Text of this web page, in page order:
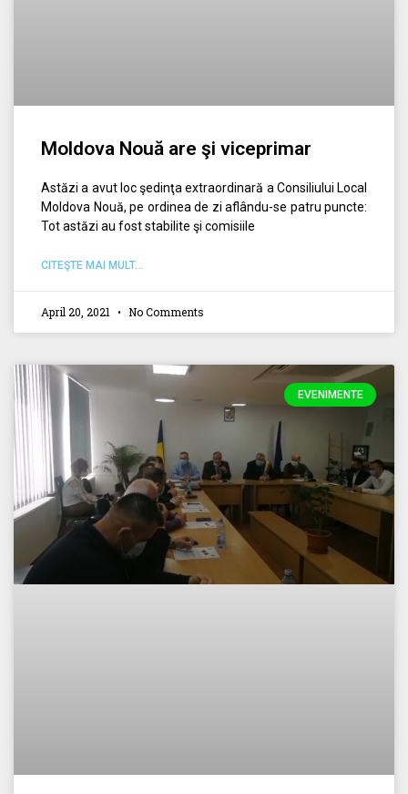
Moldova Nouă are şi viceprimar
Astăzi a avut loc şedinţa extraordinară a Consiliului Local
Moldova Nouă, pe ordinea de zi aflându-se patru puncte:
Tot astăzi au fost stabilite şi comisiile
CITEŞTE MAI MULT...
April 20, 2021 No Comments
EVENIMENTE